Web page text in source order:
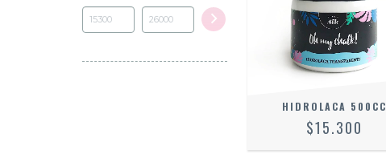
HIDROLACA 500CC
$15.300